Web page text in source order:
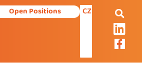
Open Positions CZ